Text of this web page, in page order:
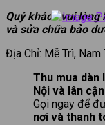
Quý khách vui
và sửa chữa bảo
Địa Chỉ: Mễ Trì,
Thu mua dàn
Nội và lân
Gọi ngay để
nơi và thanh